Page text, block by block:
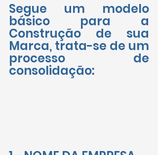
Segue um modelo
básico para a
Construção de sua
Marca, trata-se de um
processo de
consolidação: